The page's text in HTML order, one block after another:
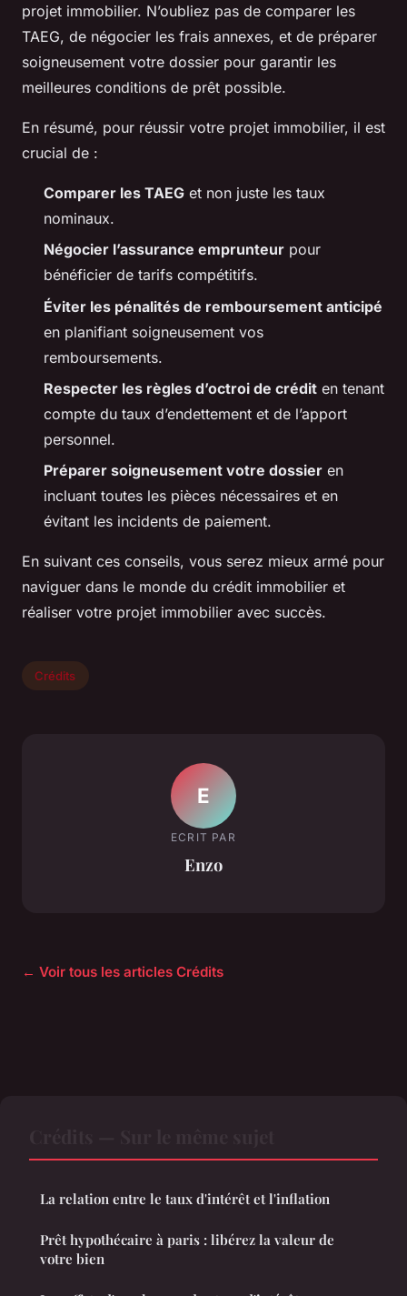
projet immobilier. N’oubliez pas de comparer les
TAEG, de négocier les frais annexes, et de préparer
soigneusement votre dossier pour garantir les
meilleures conditions de prêt possible.
En résumé, pour réussir votre projet immobilier, il est
crucial de :
Comparer les TAEG et non juste les taux
nominaux.
Négocier l’assurance emprunteur pour
bénéficier de tarifs compétitifs.
Éviter les pénalités de remboursement anticipé
en planifiant soigneusement vos
remboursements.
Respecter les règles d’octroi de crédit en tenant
compte du taux d’endettement et de l’apport
personnel.
Préparer soigneusement votre dossier en
incluant toutes les pièces nécessaires et en
évitant les incidents de paiement.
En suivant ces conseils, vous serez mieux armé pour
naviguer dans le monde du crédit immobilier et
réaliser votre projet immobilier avec succès.
Crédits
E
ECRIT PAR
Enzo
← Voir tous les articles Crédits
La relation entre le taux d'intérêt et l'inflation
Prêt hypothécaire à paris : libérez la valeur de
votre bien